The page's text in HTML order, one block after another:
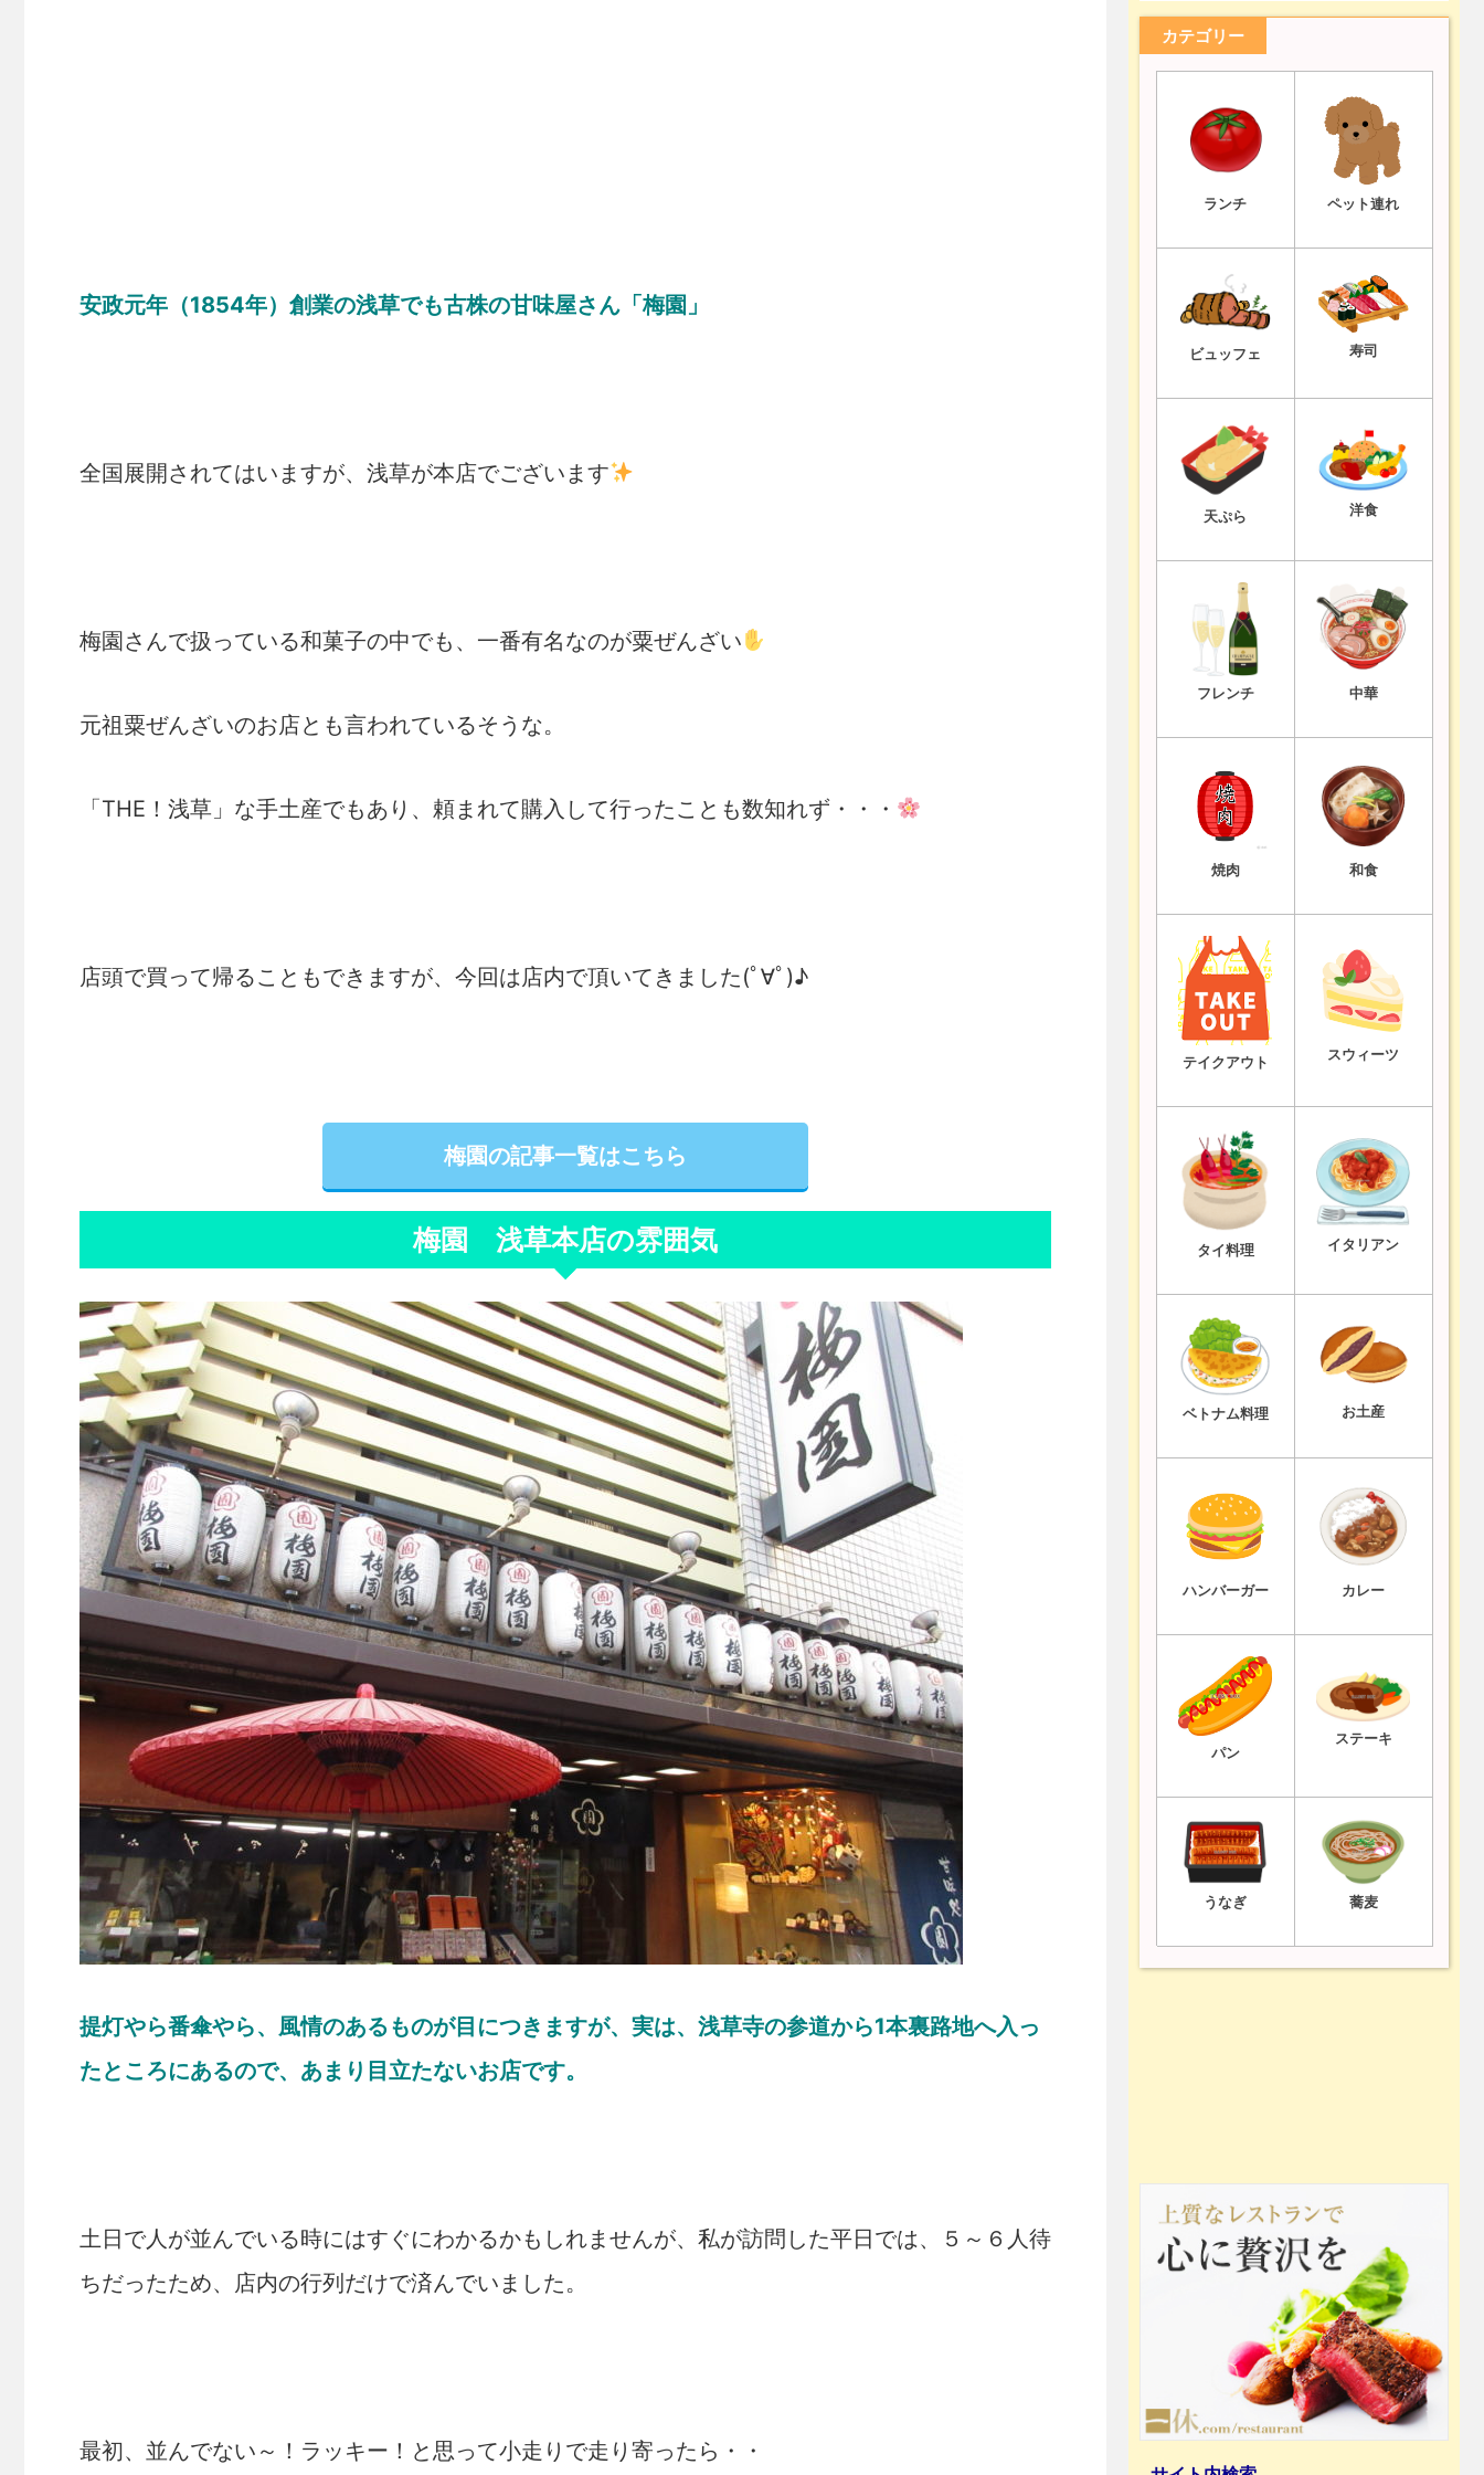
安政元年（1854年）創業の浅草でも古株の甘味屋さん「梅園」
全国展開されてはいますが、浅草が本店でございます
梅園さんで扱っている和菓子の中でも、一番有名なのが粟ぜんざい
元祖粟ぜんざいのお店とも言われているそうな。
「THE！浅草」な手土産でもあり、頼まれて購入して行ったことも数知れず・・・
店頭で買って帰ることもできますが、今回は店内で頂いてきました(ﾟ∀ﾟ)♪
梅園の記事一覧はこちら
梅園 浅草本店の雰囲気
提灯やら番傘やら、風情のあるものが目につきますが、実は、浅草寺の参道から1本裏路地へ入っ
たところにあるので、あまり目立たないお店です。
土日で人が並んでいる時にはすぐにわかるかもしれませんが、私が訪問した平日では、５～６人待
ちだったため、店内の行列だけで済んでいました。
最初、並んでない～！ラッキー！と思って小走りで走り寄ったら・・
カテゴリー
ランチ ペット連れ
ビュッフェ 寿司
天ぷら 洋食
フレンチ 中華
焼肉 和食
テイクアウト スウィーツ
タイ料理 イタリアン
ベトナム料理 お土産
ハンバーガー カレー
パン
ステーキ
うなぎ 蕎麦